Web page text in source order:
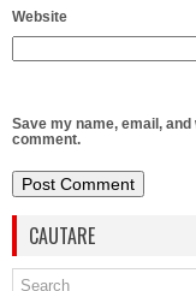
Website
Save my name, email,
comment.
CAUTARE